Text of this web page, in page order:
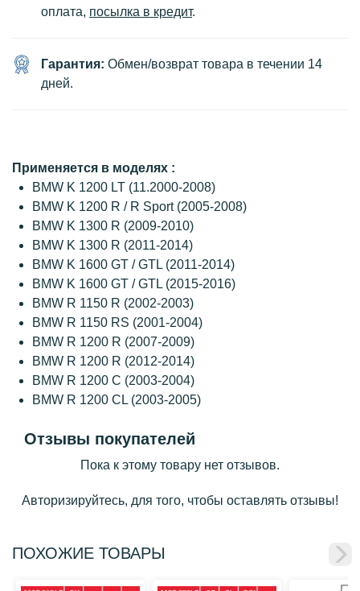
оплата, посылка в кредит.
Гарантия: Обмен/возврат товара в течении 14
дней.
Применяется в моделях :
BMW K 1200 LT (11.2000-2008)
BMW K 1200 R / R Sport (2005-2008)
BMW K 1300 R (2009-2010)
BMW K 1300 R (2011-2014)
BMW K 1600 GT / GTL (2011-2014)
BMW K 1600 GT / GTL (2015-2016)
BMW R 1150 R (2002-2003)
BMW R 1150 RS (2001-2004)
BMW R 1200 R (2007-2009)
BMW R 1200 R (2012-2014)
BMW R 1200 С (2003-2004)
BMW R 1200 СL (2003-2005)
Отзывы покупателей
Пока к этому товару нет отзывов.
Авторизируйтесь, для того, чтобы оставлять отзывы!
ПОХОЖИЕ ТОВАРЫ